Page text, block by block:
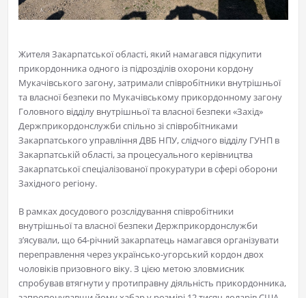
Жителя Закарпатської області, який намагався підкупити
прикордонника одного із підрозділів охорони кордону
Мукачівського загону, затримали співробітники внутрішньої
та власної безпеки по Мукачівському прикордонному загону
Головного відділу внутрішньої та власної безпеки «Захід»
Держприкордонслужби спільно зі співробітниками
Закарпатського управління ДВБ НПУ, слідчого відділу ГУНП в
Закарпатській області, за процесуального керівництва
Закарпатської спеціалізованої прокуратури в сфері оборони
Західного регіону.
В рамках досудового розслідування співробітники
внутрішньої та власної безпеки Держприкордонслужби
з’ясували, що 64-річний закарпатець намагався організувати
переправлення через українсько-угорський кордон двох
чоловіків призовного віку. З цією метою зловмисник
спробував втягнути у протиправну діяльність прикордонника,